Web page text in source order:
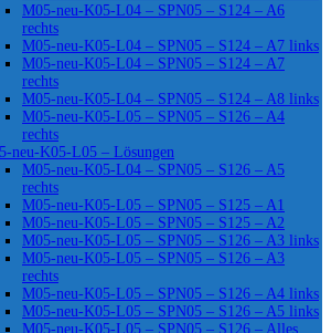
M05-neu-K05-L04 – SPN05 – S124 – A6
rechts
M05-neu-K05-L04 – SPN05 – S124 – A7 links
M05-neu-K05-L04 – SPN05 – S124 – A7
rechts
M05-neu-K05-L04 – SPN05 – S124 – A8 links
M05-neu-K05-L05 – SPN05 – S126 – A4
rechts
neu-K05-L05 – Lösungen
M05-neu-K05-L04 – SPN05 – S126 – A5
rechts
M05-neu-K05-L05 – SPN05 – S125 – A1
M05-neu-K05-L05 – SPN05 – S125 – A2
M05-neu-K05-L05 – SPN05 – S126 – A3 links
M05-neu-K05-L05 – SPN05 – S126 – A3
rechts
M05-neu-K05-L05 – SPN05 – S126 – A4 links
M05-neu-K05-L05 – SPN05 – S126 – A5 links
M05-neu-K05-L05 – SPN05 – S126 – Alles